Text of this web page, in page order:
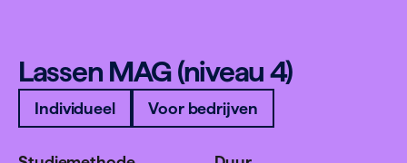
Lassen MAG (niveau 4)
Individueel Voor bedrijven